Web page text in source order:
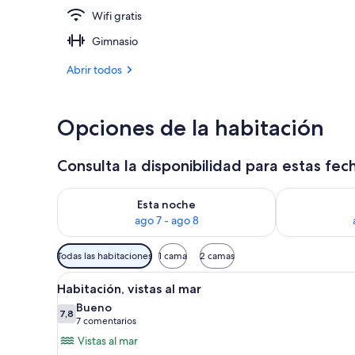
Wifi gratis
Gimnasio
Abrir todos
Opciones de la habitación
Consulta la disponibilidad para estas
Esta noche
ago 7 - ago 8
Consulta la disponibilidad para esta noche, ago 7 -
Consulta la
Filtros
disponibles
para
las
habitaciones
Todas las habitaciones 1 cama 2 camas
Abrir
todas
las
fotos
Vista costera con barcos
4
Habitación, vistas al mar
7,87,8 de 10
Bueno
7 comentarios
(7 comentarios)
Vistas al mar